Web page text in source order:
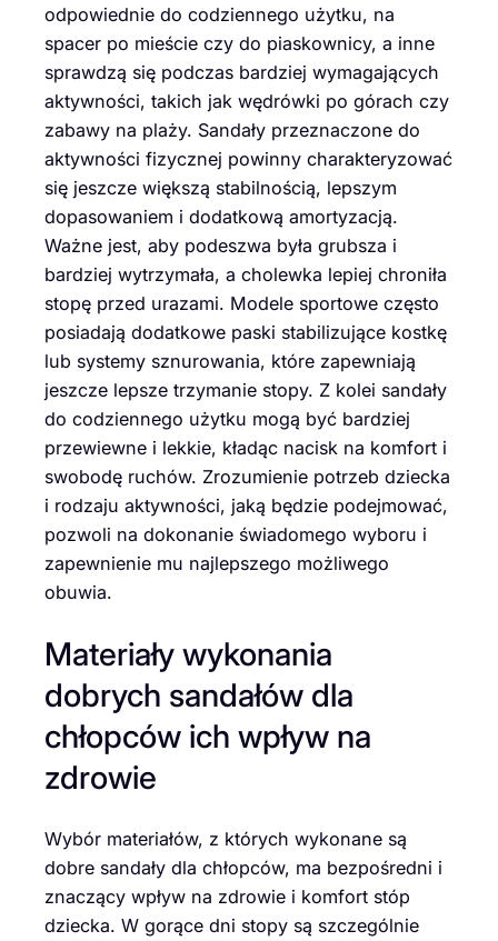
odpowiednie do codziennego użytku, na
spacer po mieście czy do piaskownicy, a inne
sprawdzą się podczas bardziej wymagających
aktywności, takich jak wędrówki po górach czy
zabawy na plaży. Sandały przeznaczone do
aktywności fizycznej powinny charakteryzować
się jeszcze większą stabilnością, lepszym
dopasowaniem i dodatkową amortyzacją.
Ważne jest, aby podeszwa była grubsza i
bardziej wytrzymała, a cholewka lepiej chroniła
stopę przed urazami. Modele sportowe często
posiadają dodatkowe paski stabilizujące kostkę
lub systemy sznurowania, które zapewniają
jeszcze lepsze trzymanie stopy. Z kolei sandały
do codziennego użytku mogą być bardziej
przewiewne i lekkie, kładąc nacisk na komfort i
swobodę ruchów. Zrozumienie potrzeb dziecka
i rodzaju aktywności, jaką będzie podejmować,
pozwoli na dokonanie świadomego wyboru i
zapewnienie mu najlepszego możliwego
obuwia.
Materiały wykonania
dobrych sandałów dla
chłopców ich wpływ na
zdrowie
Wybór materiałów, z których wykonane są
dobre sandały dla chłopców, ma bezpośredni i
znaczący wpływ na zdrowie i komfort stóp
dziecka. W gorące dni stopy są szczególnie